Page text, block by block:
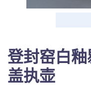
登封窑白
盖执壶